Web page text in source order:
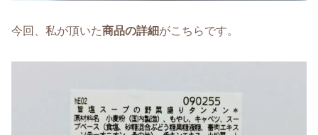
今回、私が頂いた商品の詳細がこちらです。